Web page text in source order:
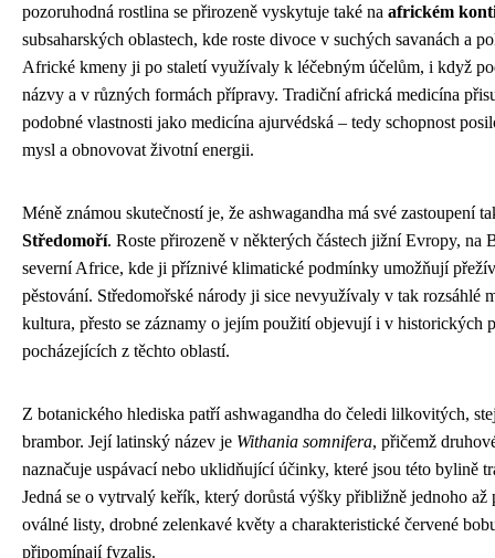
pozoruhodná rostlina se přirozeně vyskytuje také na africkém
subsaharských oblastech, kde roste divoce v suchých savanách a
Africké kmeny ji po staletí využívaly k léčebným účelům, i když
názvy a v různých formách přípravy. Tradiční africká medicína
podobné vlastnosti jako medicína ajurvédská – tedy schopnost
mysl a obnovovat životní energii.
Méně známou skutečností je, že ashwagandha má své zastoupení
Středomoří. Roste přirozeně v některých částech jižní Evropy, na
severní Africe, kde ji příznivé klimatické podmínky umožňují
pěstování. Středomořské národy ji sice nevyužívaly v tak rozsáhlé
kultura, přesto se záznamy o jejím použití objevují i v historických
pocházejících z těchto oblastí.
Z botanického hlediska patří ashwagandha do čeledi lilkovitých,
brambor. Její latinský název je Withania somnifera, přičemž
naznačuje uspávací nebo uklidňující účinky, které jsou této bylině
Jedná se o vytrvalý keřík, který dorůstá výšky přibližně jednoho až
oválné listy, drobné zelenkavé květy a charakteristické červené
připomínají fyzalis.